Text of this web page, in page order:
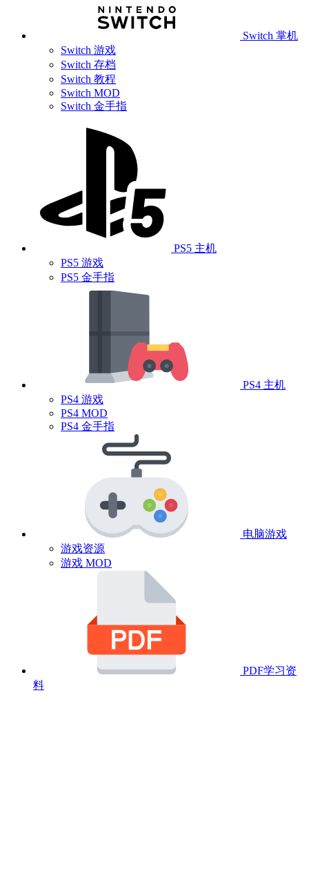
Switch 掌机
Switch 游戏
Switch 存档
Switch 教程
Switch MOD
Switch 金手指
PS5 主机
PS5 游戏
PS5 金手指
PS4 主机
PS4 游戏
PS4 MOD
PS4 金手指
电脑游戏
游戏资源
游戏 MOD
PDF学习资
料